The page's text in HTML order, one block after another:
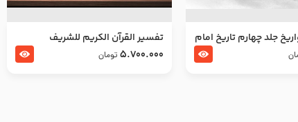
جلد چهارم تاریخ امام
و امام محمد باقر
تفسير القرآن الكريم للشريف
المرتضي قدس سرّه
5.700.000 تومان